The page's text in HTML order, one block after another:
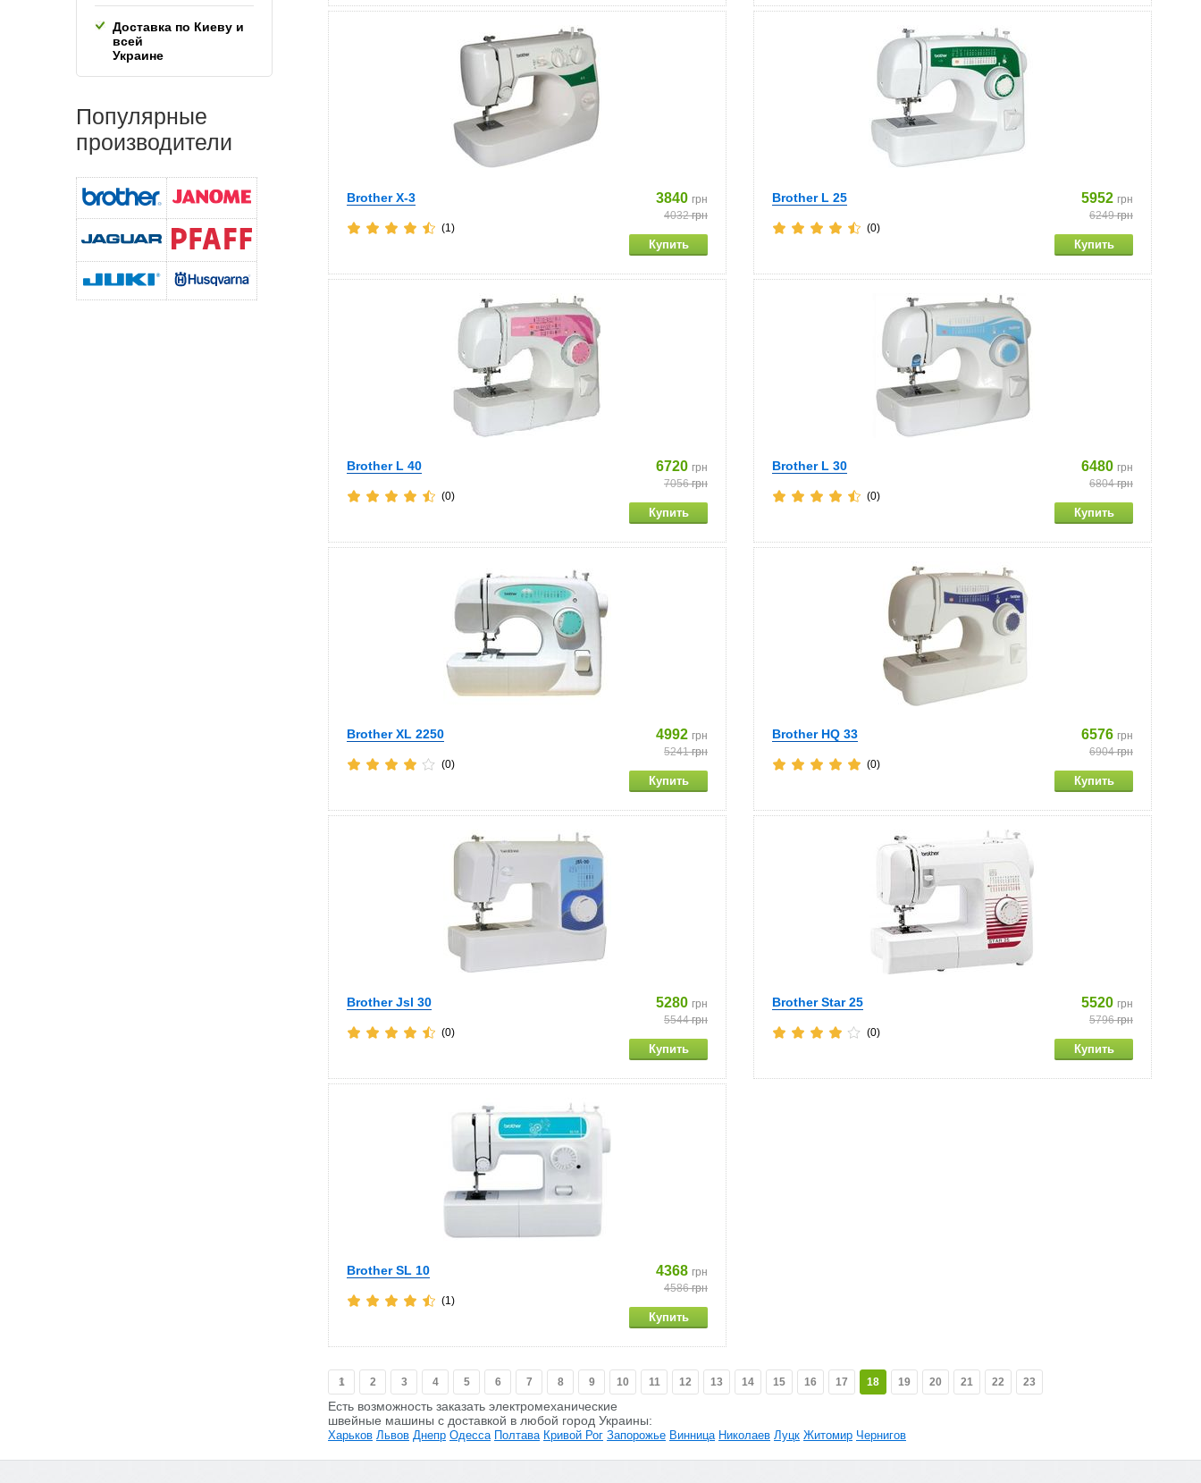
Brother X-3 3840 грн
4032грн
(1)
Brother L 25 5952 грн
6249грн
(0)
Brother L 40 6720 грн
7056грн
(0)
Brother L 30 6480 грн
6804грн
(0)
Brother XL 2250 4992 грн
5241грн
(0)
Brother HQ 33 6576 грн
6904грн
(0)
Brother Jsl 30 5280 грн
5544грн
(0)
Brother Star 25 5520 грн
5796грн
(0)
Brother SL 10 4368 грн
4586грн
(1)
1 2 3 4 5 6 7 8 9 10 11 12 13 14 15 16 17 18 19 20 21 22 23
Есть возможность заказать электромеханические
швейные машины c доставкой в любой город Украины:
Харьков Львов Днепр Одесса Полтава Кривой Рог Запорожье Винница Николаев Луцк Житомир Чернигов
Доставка по Киеву и
всей
Украине
Популярные
производители